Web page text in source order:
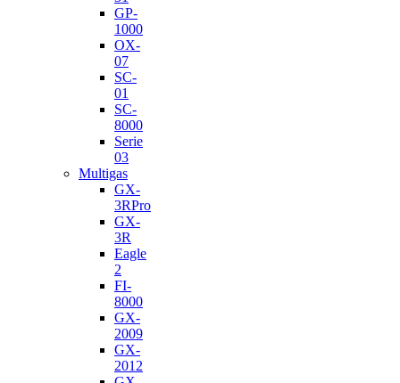
GP-
1000
OX-
07
SC-
01
SC-
8000
Serie
03
Multigas
GX-
3RPro
GX-
3R
Eagle
2
FI-
8000
GX-
2009
GX-
2012